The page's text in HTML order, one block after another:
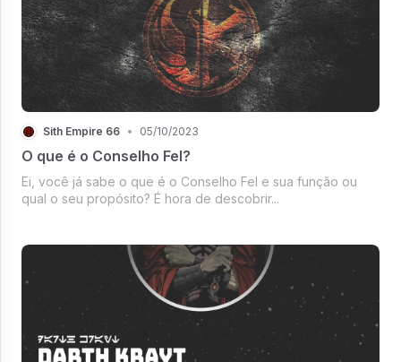
Sith Empire 66 • 05/10/2023
O que é o Conselho Fel?
Ei, você já sabe o que é o Conselho Fel e sua função ou
qual o seu propósito? É hora de descobrir...